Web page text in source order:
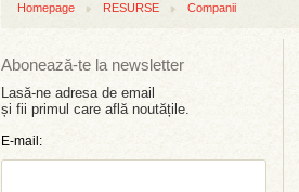
Homepage RESURSE Companii
Abonează-te la newsletter
Lasă-ne adresa de email
și fii primul care află noutățile.
E-mail: